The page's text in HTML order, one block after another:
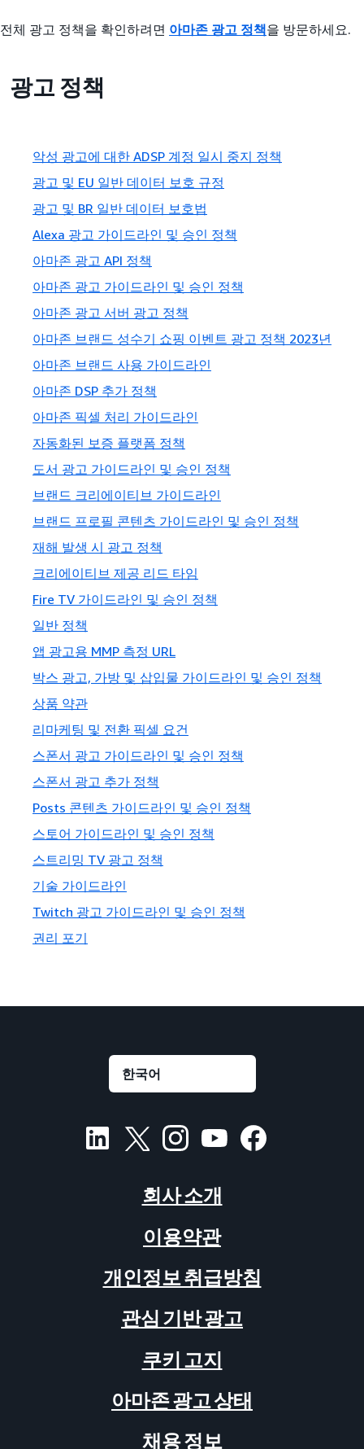
전체 광고 정책을 확인하려면 아마존 광고 정책을 방문하세요.
광고 정책
악성 광고에 대한 ADSP 계정 일시 중지 정책
광고 및 EU 일반 데이터 보호 규정
광고 및 BR 일반 데이터 보호법
Alexa 광고 가이드라인 및 승인 정책
아마존 광고 API 정책
아마존 광고 가이드라인 및 승인 정책
아마존 광고 서버 광고 정책
아마존 브랜드 성수기 쇼핑 이벤트 광고 정책 2023년
아마존 브랜드 사용 가이드라인
아마존 DSP 추가 정책
아마존 픽셀 처리 가이드라인
자동화된 보증 플랫폼 정책
도서 광고 가이드라인 및 승인 정책
브랜드 크리에이티브 가이드라인
브랜드 프로필 콘텐츠 가이드라인 및 승인 정책
재해 발생 시 광고 정책
크리에이티브 제공 리드 타임
Fire TV 가이드라인 및 승인 정책
일반 정책
앱 광고용 MMP 측정 URL
박스 광고, 가방 및 삽입물 가이드라인 및 승인 정책
상품 약관
리마케팅 및 전환 픽셀 요건
스폰서 광고 가이드라인 및 승인 정책
스폰서 광고 추가 정책
Posts 콘텐츠 가이드라인 및 승인 정책
스토어 가이드라인 및 승인 정책
스트리밍 TV 광고 정책
기술 가이드라인
Twitch 광고 가이드라인 및 승인 정책
권리 포기
회사 소개
이용약관
개인정보 취급방침
관심 기반 광고
쿠키 고지
아마존 광고 상태
채용 정보